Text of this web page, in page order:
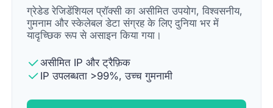
ग्रेडेड रेजिडेंशियल प्रॉक्सी का असीमित उपयोग, विश्वसनीय,
गुमनाम और स्केलेबल डेटा संग्रह के लिए दुनिया भर में
यादृच्छिक रूप से असाइन किया गया।
असीमित IP और ट्रैफ़िक
IP उपलब्धता >99%, उच्च गुमनामी